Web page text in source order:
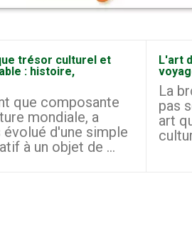
trésor culturel et
: histoire,
que composante
mondiale, a
d'une simple
à un objet de ...
L'art
La
pas
art